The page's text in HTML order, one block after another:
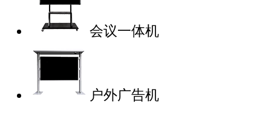
会议一体机
户外广告机